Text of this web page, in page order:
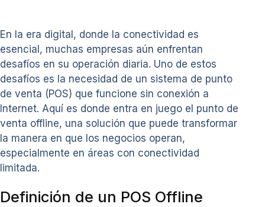
En la era digital, donde la conectividad es
esencial, muchas empresas aún enfrentan
desafíos en su operación diaria. Uno de estos
desafíos es la necesidad de un sistema de punto
de venta (POS) que funcione sin conexión a
Internet. Aquí es donde entra en juego el punto de
venta offline, una solución que puede transformar
la manera en que los negocios operan,
especialmente en áreas con conectividad
limitada.
Definición de un POS Offline